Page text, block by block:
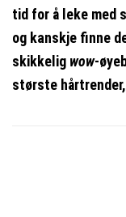
tid for å leke med
og kanskje finne
skikkelig wow-
største